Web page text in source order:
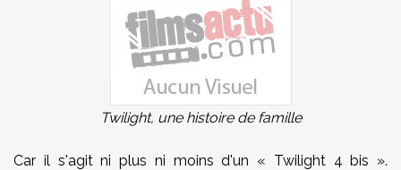
Twilight, une histoire de famille
Car il s'agit ni plus ni moins d'un « Twilight 4 bis ».